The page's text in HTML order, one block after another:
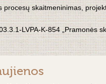
procesų skaitmeninimas,
LVPA-K-854 „Pramonės